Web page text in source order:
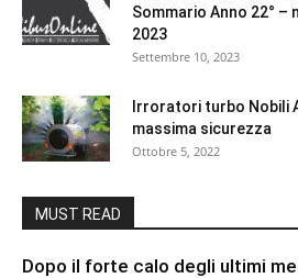
Sommario Anno 22°
2023
Settembre 10, 2023
Irroratori turbo Nobili
massima sicurezza
Ottobre 5, 2022
MUST READ
Dopo il forte calo degli ultimi